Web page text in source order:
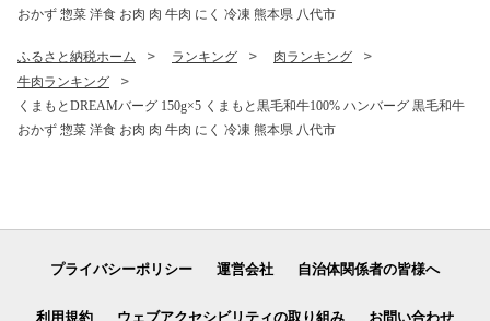
おかず 惣菜 洋食 お肉 肉 牛肉 にく 冷凍 熊本県 八代市
ふるさと納税ホーム ランキング
肉ランキング
牛肉ランキング
くまもとDREAMバーグ 150g×5 くまもと黒毛和牛100% ハンバーグ 黒毛和牛
おかず 惣菜 洋食 お肉 肉 牛肉 にく 冷凍 熊本県 八代市
プライバシーポリシー 運営会社 自治体関係者の皆様へ
利用規約 ウェブアクセシビリティの取り組み お問い合わせ